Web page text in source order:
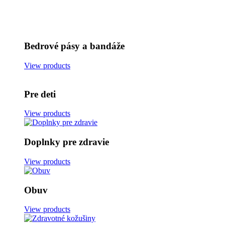
Bedrové pásy a bandáže
View products
Pre deti
View products
Doplnky pre zdravie
View products
Obuv
View products